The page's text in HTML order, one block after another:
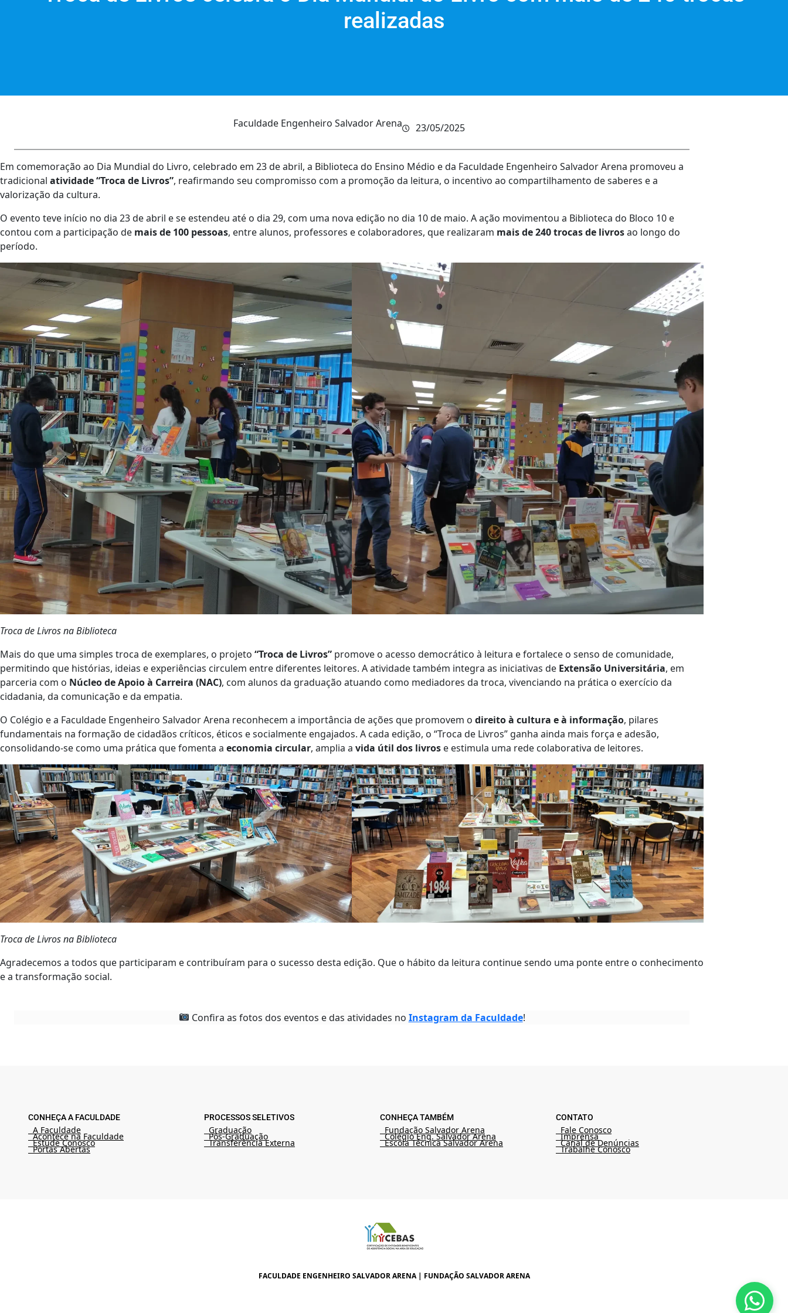
realizadas
Faculdade Engenheiro Salvador Arena 23/05/2025
Em comemoração ao Dia Mundial do Livro, celebrado em 23 de abril, a Biblioteca do Ensino Médio e da Faculdade Engenheiro Salvador Arena promoveu a
tradicional atividade “Troca de Livros”, reafirmando seu compromisso com a promoção da leitura, o incentivo ao compartilhamento de saberes e a
valorização da cultura.
O evento teve início no dia 23 de abril e se estendeu até o dia 29, com uma nova edição no dia 10 de maio. A ação movimentou a Biblioteca do Bloco 10 e
contou com a participação de mais de 100 pessoas, entre alunos, professores e colaboradores, que realizaram mais de 240 trocas de livrosao longo do
período.
Troca de Livros na Biblioteca
Mais do que uma simples troca de exemplares, o projeto “Troca de Livros” promove o acesso democrático à leitura e fortalece o senso de comunidade,
permitindo que histórias, ideias e experiências circulem entre diferentes leitores. A atividade também integra as iniciativas de Extensão Universitária, em
parceria com o Núcleo de Apoio à Carreira (NAC), com alunos da graduação atuando como mediadores da troca, vivenciando na prática o exercício da
cidadania, da comunicação e da empatia.
O Colégio e a Faculdade Engenheiro Salvador Arena reconhecem a importância de ações que promovem o direito à cultura e à informação, pilares
fundamentais na formação de cidadãos críticos, éticos e socialmente engajados. A cada edição, o “Troca de Livros” ganha ainda mais força e adesão,
consolidando-se como uma prática que fomenta a economia circular, amplia a vida útil dos livros e estimula uma rede colaborativa de leitores.
Troca de Livros na Biblioteca
Agradecemos a todos que participaram e contribuíram para o sucesso desta edição. Que o hábito da leitura continue sendo uma ponte entre o conhecimento
e a transformação social.
Confira as fotos dos eventos e das atividades no Instagram da Faculdade!
CONHEÇA A FACULDADE
A Faculdade
Acontece na Faculdade
Estude Conosco
Portas Abertas
PROCESSOS SELETIVOS
Graduação
Pós-Graduação
Transferência Externa
CONHEÇA TAMBÉM
Fundação Salvador Arena
Colégio Eng. Salvador Arena
Escola Técnica Salvador Arena
CONTATO
Fale Conosco
Imprensa
Canal de Denúncias
Trabalhe Conosco
FACULDADE ENGENHEIRO SALVADOR ARENA | FUNDAÇÃO SALVADOR ARENA